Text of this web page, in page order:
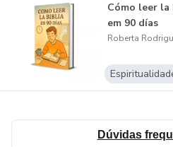
Cómo leer la
em 90 días
Roberta
Dúvidas